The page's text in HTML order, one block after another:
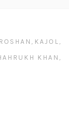
, KAJOL,
KHAN ,